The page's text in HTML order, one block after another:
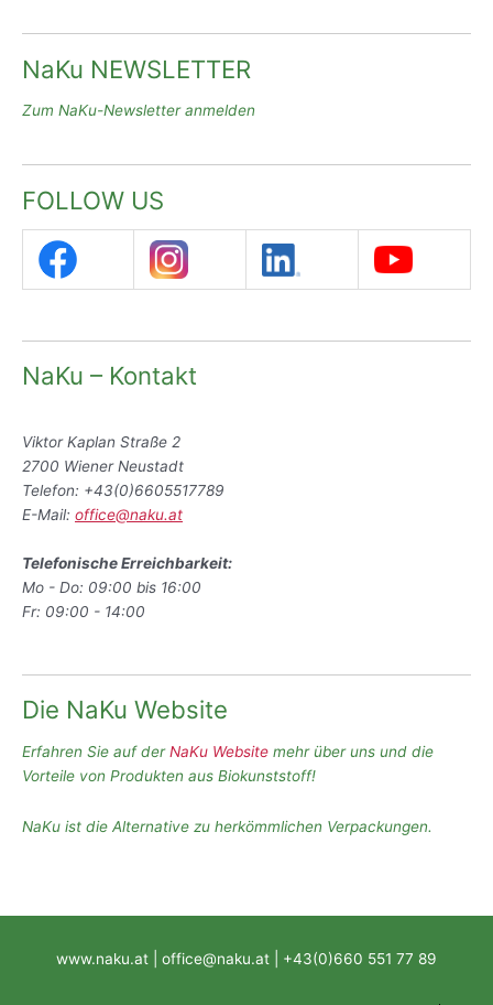
NaKu NEWSLETTER
Zum NaKu-Newsletter anmelden
FOLLOW US
NaKu – Kontakt
Viktor Kaplan Straße 2
2700 Wiener Neustadt
Telefon: +43(0)6605517789
E-Mail: office@naku.at
Telefonische Erreichbarkeit:
Mo - Do: 09:00 bis 16:00
Fr: 09:00 - 14:00
Die NaKu Website
Erfahren Sie auf derNaKu Website mehr über uns und die
Vorteile von Produkten aus Biokunststoff!
NaKu ist die Alternative zu herkömmlichen Verpackungen.
www.naku.at | office@naku.at | +43(0)660 551 77 89